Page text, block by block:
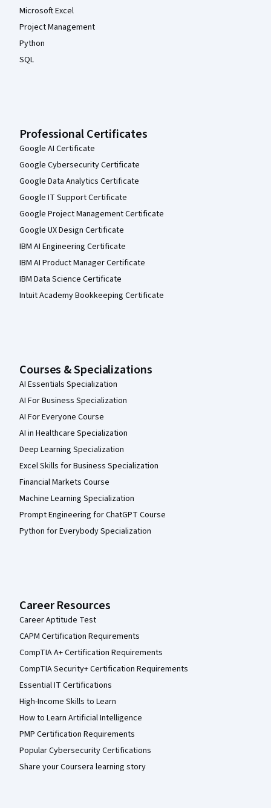
Microsoft Excel
Project Management
Python
SQL
Professional Certificates
Google AI Certificate
Google Cybersecurity Certificate
Google Data Analytics Certificate
Google IT Support Certificate
Google Project Management Certificate
Google UX Design Certificate
IBM AI Engineering Certificate
IBM AI Product Manager Certificate
IBM Data Science Certificate
Intuit Academy Bookkeeping Certificate
Courses & Specializations
AI Essentials Specialization
AI For Business Specialization
AI For Everyone Course
AI in Healthcare Specialization
Deep Learning Specialization
Excel Skills for Business Specialization
Financial Markets Course
Machine Learning Specialization
Prompt Engineering for ChatGPT Course
Python for Everybody Specialization
Career Resources
Career Aptitude Test
CAPM Certification Requirements
CompTIA A+ Certification Requirements
CompTIA Security+ Certification Requirements
Essential IT Certifications
High-Income Skills to Learn
How to Learn Artificial Intelligence
PMP Certification Requirements
Popular Cybersecurity Certifications
Share your Coursera learning story